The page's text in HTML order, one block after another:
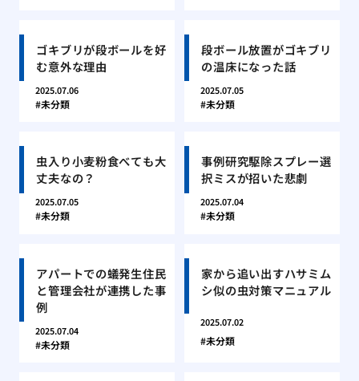
ゴキブリが段ボールを好
む意外な理由
2025.07.06
未分類
段ボール放置がゴキブリ
の温床になった話
2025.07.05
未分類
虫入り小麦粉食べても大
丈夫なの？
2025.07.05
未分類
事例研究駆除スプレー選
択ミスが招いた悲劇
2025.07.04
未分類
アパートでの蟻発生住民
と管理会社が連携した事
例
2025.07.04
未分類
家から追い出すハサミム
シ似の虫対策マニュアル
2025.07.02
未分類